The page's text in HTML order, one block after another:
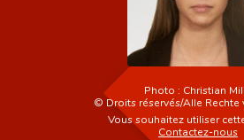
Recherche avancée
Foire aux questions
Photo : Christian
© Droits réservés/Alle
Vous souhaitez utiliser
Contactez-nous